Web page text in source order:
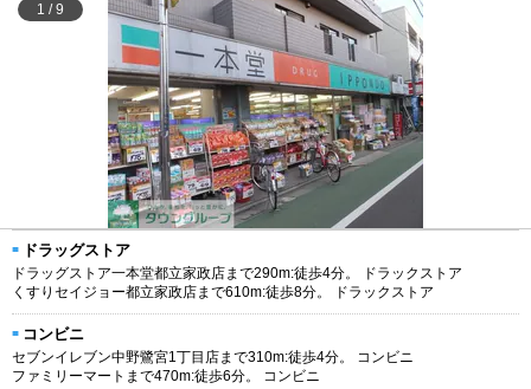
1 /9
ドラッグストア
ドラッグストア一本堂都立家政店まで290m:徒歩4分。 ドラックストア
くすりセイジョー都立家政店まで610m:徒歩8分。 ドラックストア
コンビニ
セブンイレブン中野鷺宮1丁目店まで310m:徒歩4分。 コンビニ
ファミリーマートまで470m:徒歩6分。 コンビニ